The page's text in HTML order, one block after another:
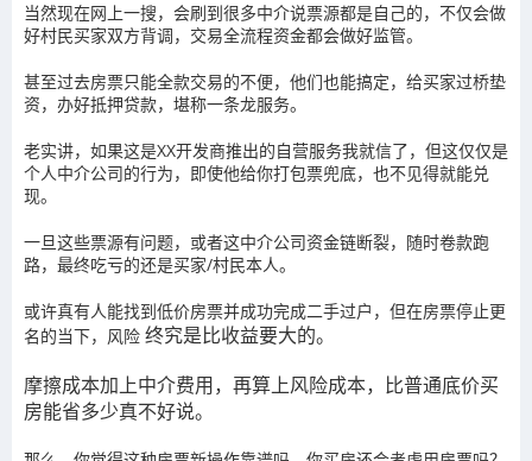
当然现在网上一搜，会刷到很多中介说票源都是自己的，不仅会做
好村民买家双方背调，交易全流程资金都会做好监管。
甚至过去房票只能全款交易的不便，他们也能搞定，给买家过桥垫
资，办好抵押贷款，堪称一条龙服务。
老实讲，如果这是XX开发商推出的自营服务我就信了，但这仅仅是
个人中介公司的行为，即使他给你打包票兜底，也不见得就能兑
现。
一旦这些票源有问题，或者这中介公司资金链断裂，随时卷款跑
路，最终吃亏的还是买家/村民本人。
或许真有人能找到低价房票并成功完成二手过户，但在房票停止更
名的当下，风险 终究是比收益要大的。
摩擦成本加上中介费用，再算上风险成本，比普通底价买
房能省多少真不好说。